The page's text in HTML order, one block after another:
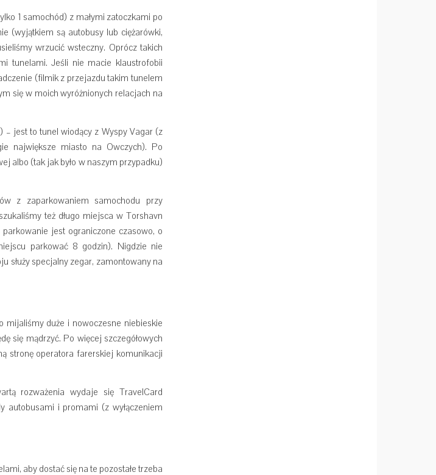
1 samochód) z małymi zatoczkami po
(wyjątkiem są autobusy lub ciężarówki,
wrzucić wsteczny. Oprócz takich
tunelami. Jeśli nie macie klaustrofobii
(filmik z przejazdu takim tunelem
się w moich wyróżnionych relacjach na
– jest to tunel wiodący z Wyspy Vagar (z
największe miasto na Owczych). Po
albo (tak jak było w naszym przypadku)
z zaparkowaniem samochodu przy
też długo miejsca w Torshavn
jest ograniczone czasowo, o
parkować 8 godzin). Nigdzie nie
służy specjalny zegar, zamontowany na
mijaliśmy duże i nowoczesne niebieskie
się mądrzyć. Po więcej szczegółowych
stronę operatora farerskiej komunikacji
rozważenia wydaje się TravelCard
i promami (z wyłączeniem
aby dostać się na te pozostałe trzeba